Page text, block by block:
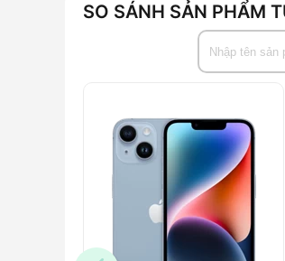
Thiết kế mặt lưng chuyển
cảm biến vân tay dưới màn
hiển thị rõ ràng ngay cả khi
Chip MediaTek Dimensity
giải trí.
Cụm camera chính 50MP,
ảnh, quay video sắc nét,
Viên pin 6000mAh và sạc
SO SÁNH SẢN PHẨM